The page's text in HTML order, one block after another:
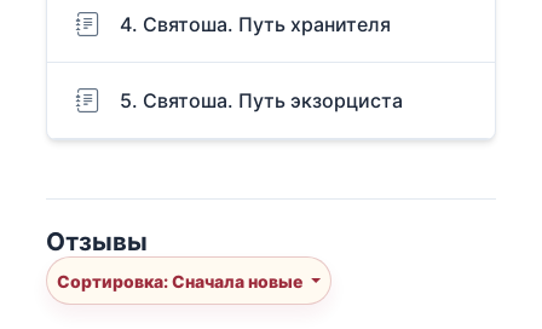
4. Святоша. Путь хранителя
5. Святоша. Путь экзорциста
Отзывы
Сортировка: Сначала новые